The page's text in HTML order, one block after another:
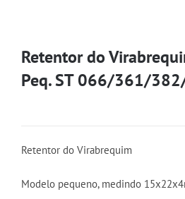
Retentor do
Peq. ST 066/361/
Retentor do Virabrequim
Modelo pequeno, medindo